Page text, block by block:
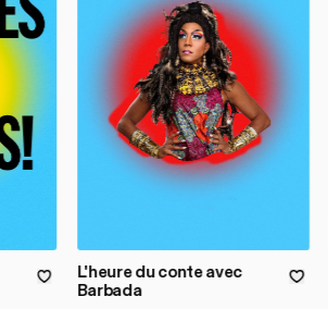
L'heure du conte avec
Barbada